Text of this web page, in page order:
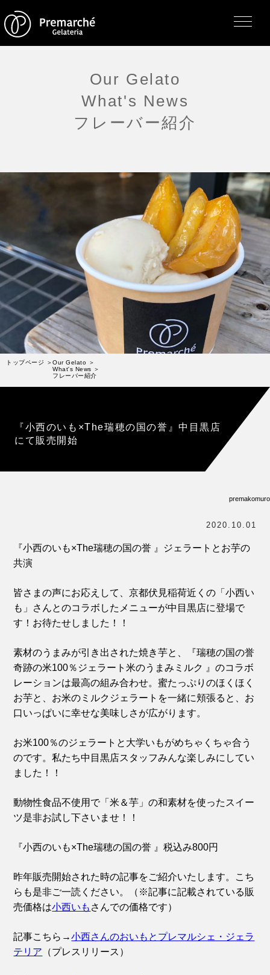
ジェラテリアの紹介
フレーバー（メニュー）
通販のご案内
お知らせ・メディア掲載
受賞歴
お問い合わせ
Columnコラム・連載
なぜジェラート作りを始めたのか？
プレマルシェジェラテリアについて
譲れないこと、私たちの取り組み
ヴィーガン・ジェラート・マエストロ® 中川やジェラ
Our Gelato
What's News
フレーバー紹介
トップページ
Our Gelato
What's News
フレーバー紹介
『小西のいも×The瑞穂の国の誉』中目黒店
にて販売開始
premakomuro
2020.10.01
『小西のいも×The瑞穂の国の誉 』ジェラートとお芋の
共演
皆さまの声にお応えして、京都伏見稲荷近くの「小西い
も」さんとのコラボしたメニューが中目黒店に登場で
す！お待たせしました！！
素材のうまみが引き出された焼き芋と、『瑞穂の国の誉
奇跡の米100％ジェラート米のうまみミルク 』のコラボ
レーションは最高の組み合わせ。蜜たっぷりのほくほく
お芋と、お米のミルクジェラートを一緒に頬張ると、お
口いっぱいに幸せな美味しさが広がります。
お米100％のジェラートと大学いもがめちゃくちゃ合う
のです。私たち中目黒店スタッフみんな楽しみにしてい
ました！！
動物性食品不使用で「米＆芋」の和素材を使ったスイー
ツ是非お試し下さいませ！！
『小西のいも×The瑞穂の国の誉 』税込み800円
昨年販売開始された時の記事をご紹介いたします。こち
らも是非ご一読ください。（※記事に記載されている販
売価格は小西いも さんでの価格です）
記事こちら→小西さんのおいもとプレマルシェ・ジェラ
テリア （プレスリリース）